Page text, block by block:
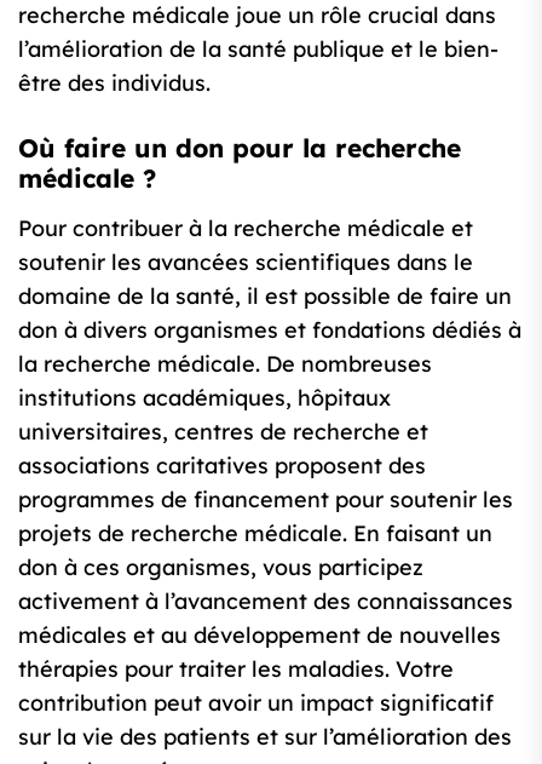
recherche médicale joue un rôle crucial dans
l’amélioration de la santé publique et le bien-
être des individus.
Où faire un don pour la recherche
médicale ?
Pour contribuer à la recherche médicale et
soutenir les avancées scientifiques dans le
domaine de la santé, il est possible de faire un
don à divers organismes et fondations dédiés à
la recherche médicale. De nombreuses
institutions académiques, hôpitaux
universitaires, centres de recherche et
associations caritatives proposent des
programmes de financement pour soutenir les
projets de recherche médicale. En faisant un
don à ces organismes, vous participez
activement à l’avancement des connaissances
médicales et au développement de nouvelles
thérapies pour traiter les maladies. Votre
contribution peut avoir un impact significatif
sur la vie des patients et sur l’amélioration des